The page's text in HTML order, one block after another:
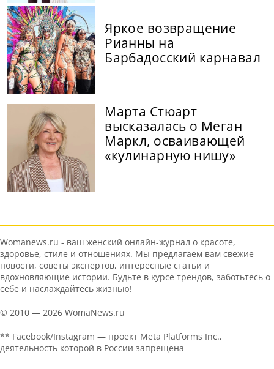
Яркое возвращение
Рианны на
Барбадосский карнавал
Марта Стюарт
высказалась о Меган
Маркл, осваивающей
«кулинарную нишу»
Womanews.ru - ваш женский онлайн-журнал о красоте,
здоровье, стиле и отношениях. Мы предлагаем вам свежие
новости, советы экспертов, интересные статьи и
вдохновляющие истории. Будьте в курсе трендов, заботьтесь о
себе и наслаждайтесь жизнью!
© 2010 — 2026 WomaNews.ru
** Facebook/Instagram — проект Meta Platforms Inc.,
деятельность которой в России запрещена